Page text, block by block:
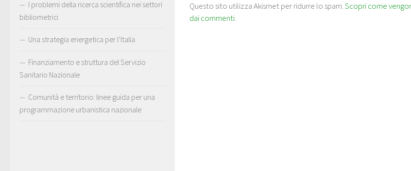
Questo sito utilizza Akismet per ridurre lo spam.Scopri come
dai commenti.
I problemi della ricerca scientifica nei settori
bibliometrici
Una strategia energetica per l’Italia
Finanziamento e struttura del Servizio
Sanitario Nazionale
Comunità e territorio: linee guida per una
programmazione urbanistica nazionale